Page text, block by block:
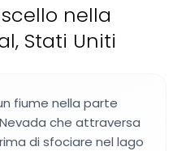
nella
Stati Uniti
fiume nella parte
che attraversa
di sfociare nel lago